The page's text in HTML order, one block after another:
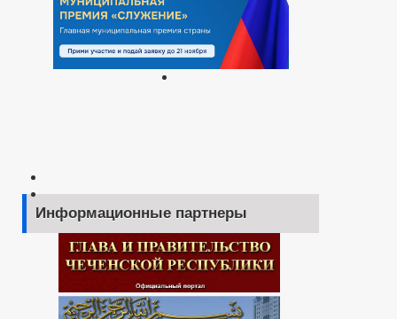
Информационные партнеры